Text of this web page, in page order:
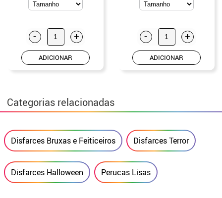
- +
ADICIONAR
- +
ADICIONAR
Categorias relacionadas
Disfarces Bruxas e Feiticeiros Disfarces Terror
Disfarces Halloween Perucas Lisas